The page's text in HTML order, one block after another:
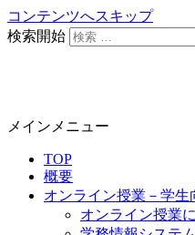
コンテンツへスキップ
静岡大学 オンライン教育担
検索開始
メインメニュー
TOP
概要
オンライン授業－学生
オンライン授業